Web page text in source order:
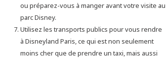
ou préparez-vous à manger avant votre visite au
parc Disney.
Utilisez les transports publics pour vous rendre
à Disneyland Paris, ce qui est non seulement
moins cher que de prendre un taxi, mais aussi